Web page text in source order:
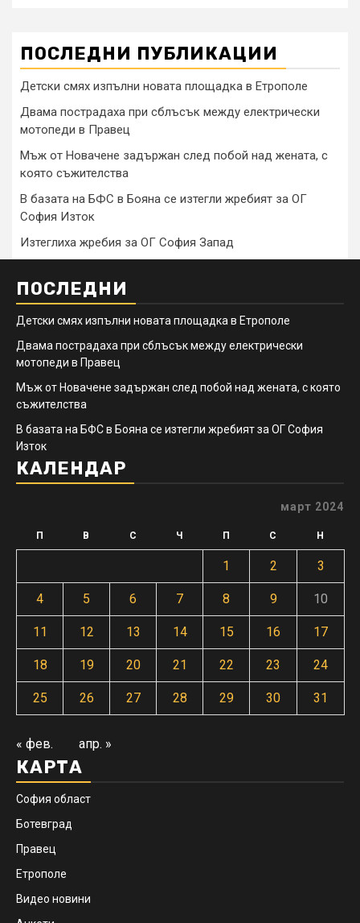
ПОСЛЕДНИ ПУБЛИКАЦИИ
Детски смях изпълни новата площадка в Етрополе
Двама пострадаха при сблъсък между електрически
мотопеди в Правец
Мъж от Новачене задържан след побой над жената, с
която съжителства
В базата на БФС в Бояна се изтегли жребият за ОГ
София Изток
Изтеглиха жребия за ОГ София Запад
ПОСЛЕДНИ
Детски смях изпълни новата площадка в Етрополе
Двама пострадаха при сблъсък между електрически
мотопеди в Правец
Мъж от Новачене задържан след побой над жената, с която
съжителства
В базата на БФС в Бояна се изтегли жребият за ОГ София
Изток
КАЛЕНДАР
март 2024
П В С Ч П С Н
1 2 3
4 5 6 7 8 9 10
11 12 13 14 15 16 17
18 19 20 21 22 23 24
25 26 27 28 29 30 31
« фев. апр. »
КАРТА
София област
Ботевград
Правец
Етрополе
Видео новини